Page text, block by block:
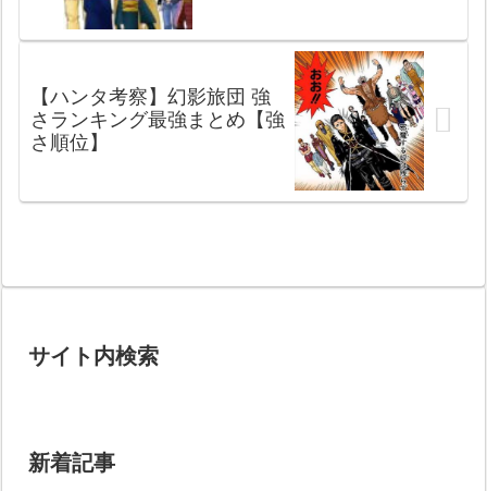
【ハンタ考察】幻影旅団 強
さランキング最強まとめ【強
さ順位】
サイト内検索
新着記事